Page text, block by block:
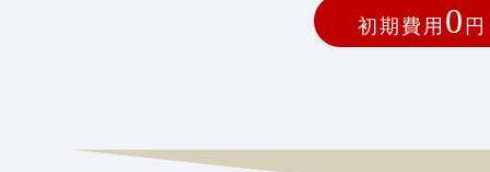
初期費用 0 円